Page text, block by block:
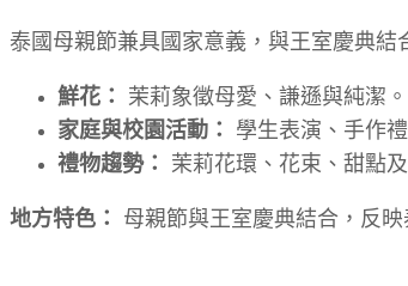
泰國母親節兼具國家意義，與王室慶典結
鮮花：
茉莉象徵母愛、謙遜與純潔
家庭與校園活動：
學生表演、手作
禮物趨勢：
茉莉花環、花束、甜點
地方特色： 母親節與王室慶典結合，反